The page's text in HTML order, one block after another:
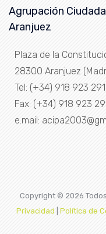
Agrupación
Aranjuez
Plaza de la
28300 Aranjuez
Tel: (+34) 918 923 291
Fax: (+34) 918 923
e.mail:
Copyright © 2026
Privacidad
Política de